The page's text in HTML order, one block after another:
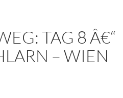
TAG 8 Â€“
– WIEN